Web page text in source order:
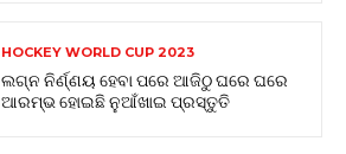
HOCKEY WORLD CUP 2023
ଲଗ୍ନ ନିର୍ଣ୍ଣୟ ହେବା ପରେ ଆଜିଠୁ ଘରେ ଘରେ
ଆରମ୍ଭ ହୋଇଛି ନୁଆଁଖାଇ ପ୍ରସ୍ତୁତି